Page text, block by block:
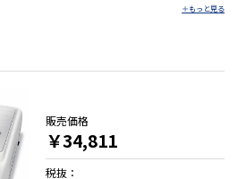
販売価格
￥34,811
税抜：